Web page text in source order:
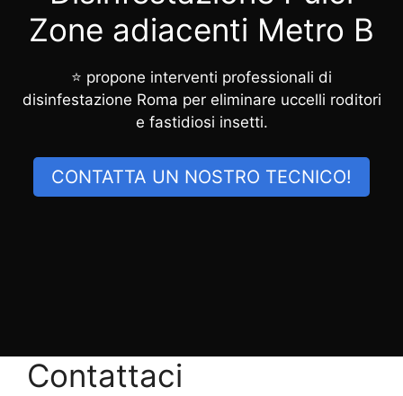
Zone adiacenti Metro B
⭐ propone interventi professionali di
disinfestazione Roma per eliminare uccelli roditori
e fastidiosi insetti.
CONTATTA UN NOSTRO TECNICO!
Contattaci